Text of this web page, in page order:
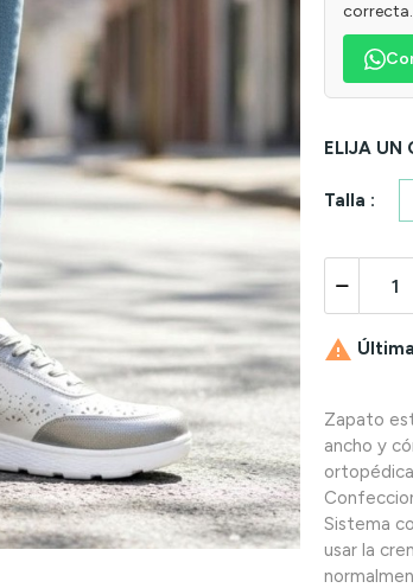
correcta.
ELIJA UN
Talla :

Zapato
ancho y
Sistema
usar la